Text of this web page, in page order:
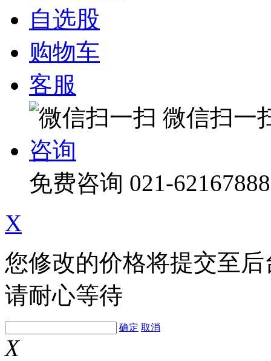
自选股
购物车
客服
微信扫一
咨询
免费咨询 021-62167888
X
您修改的价格将提交至
请耐心等待
确定 取消
X